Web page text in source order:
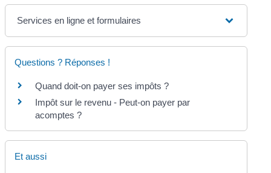
Services en ligne et formulaires
Questions ? Réponses !
Quand doit-on payer ses impôts ?
Impôt sur le revenu - Peut-on payer par
acomptes ?
Et aussi